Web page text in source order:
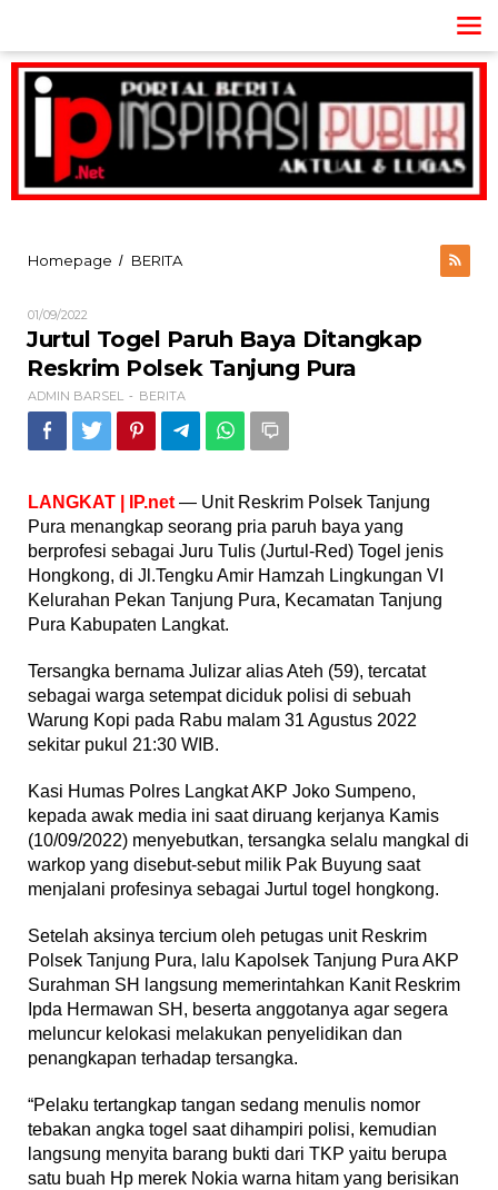
konten
Homepage / BERITAJurtul
Ditangkap
Reskrim
Polsek
Tanjung
Pura
01/09/2022
ADMIN
BARSEL
Jurtul Togel Paruh Baya Ditangkap
Reskrim Polsek Tanjung Pura
ADMIN BARSEL - BERITA
LANGKAT | IP.net — Unit Reskrim Polsek Tanjung
Pura menangkap seorang pria paruh baya yang
berprofesi sebagai Juru Tulis (Jurtul-Red) Togel jenis
Hongkong, di Jl.Tengku Amir Hamzah Lingkungan VI
Kelurahan Pekan Tanjung Pura, Kecamatan Tanjung
Pura Kabupaten Langkat.
Tersangka bernama Julizar alias Ateh (59), tercatat
sebagai warga setempat diciduk polisi di sebuah
Warung Kopi pada Rabu malam 31 Agustus 2022
sekitar pukul 21:30 WIB.
Kasi Humas Polres Langkat AKP Joko Sumpeno,
kepada awak media ini saat diruang kerjanya Kamis
(10/09/2022) menyebutkan, tersangka selalu mangkal di
warkop yang disebut-sebut milik Pak Buyung saat
menjalani profesinya sebagai Jurtul togel hongkong.
Setelah aksinya tercium oleh petugas unit Reskrim
Polsek Tanjung Pura, lalu Kapolsek Tanjung Pura AKP
Surahman SH langsung memerintahkan Kanit Reskrim
Ipda Hermawan SH, beserta anggotanya agar segera
meluncur kelokasi melakukan penyelidikan dan
penangkapan terhadap tersangka.
“Pelaku tertangkap tangan sedang menulis nomor
tebakan angka togel saat dihampiri polisi, kemudian
langsung menyita barang bukti dari TKP yaitu berupa
satu buah Hp merek Nokia warna hitam yang berisikan